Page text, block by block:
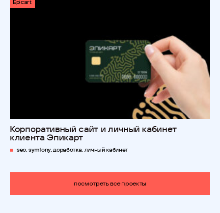
Epicart
Корпоративный сайт и личный кабинет
клиента Эпикарт
seo, symfony, доработка, личный кабинет
посмотреть все проекты